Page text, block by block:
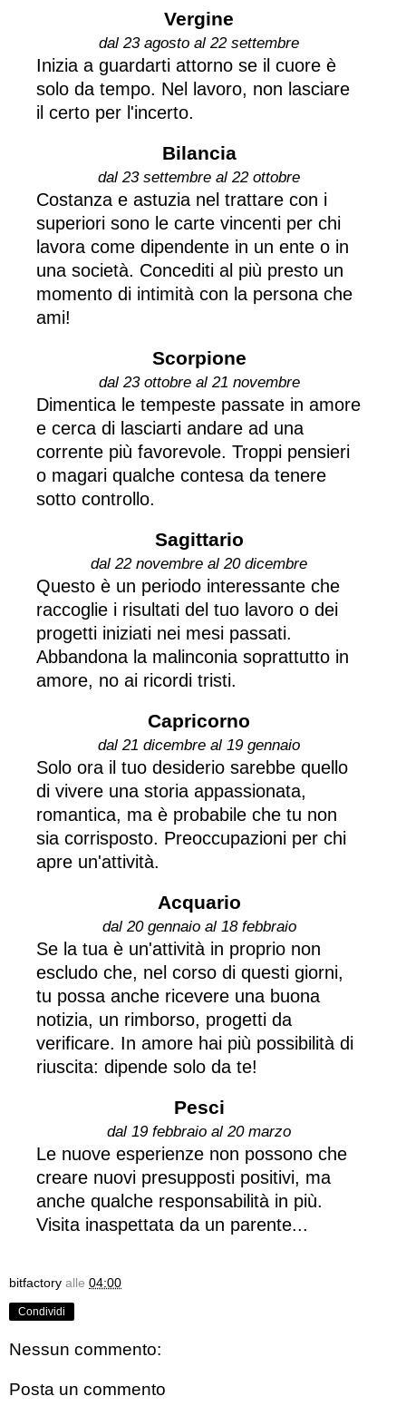
Vergine
dal 23 agosto al 22 settembre
Inizia a guardarti attorno se il cuore è
solo da tempo. Nel lavoro, non lasciare
il certo per l'incerto.
Bilancia
dal 23 settembre al 22 ottobre
Costanza e astuzia nel trattare con i
superiori sono le carte vincenti per chi
lavora come dipendente in un ente o in
una società. Concediti al più presto un
momento di intimità con la persona che
ami!
Scorpione
dal 23 ottobre al 21 novembre
Dimentica le tempeste passate in amore
e cerca di lasciarti andare ad una
corrente più favorevole. Troppi pensieri
o magari qualche contesa da tenere
sotto controllo.
Sagittario
dal 22 novembre al 20 dicembre
Questo è un periodo interessante che
raccoglie i risultati del tuo lavoro o dei
progetti iniziati nei mesi passati.
Abbandona la malinconia soprattutto in
amore, no ai ricordi tristi.
Capricorno
dal 21 dicembre al 19 gennaio
Solo ora il tuo desiderio sarebbe quello
di vivere una storia appassionata,
romantica, ma è probabile che tu non
sia corrisposto. Preoccupazioni per chi
apre un'attività.
Acquario
dal 20 gennaio al 18 febbraio
Se la tua è un'attività in proprio non
escludo che, nel corso di questi giorni,
tu possa anche ricevere una buona
notizia, un rimborso, progetti da
verificare. In amore hai più possibilità di
riuscita: dipende solo da te!
Pesci
dal 19 febbraio al 20 marzo
Le nuove esperienze non possono che
creare nuovi presupposti positivi, ma
anche qualche responsabilità in più.
Visita inaspettata da un parente...
bitfactory alle 04:00
Condividi
Nessun commento:
Posta un commento